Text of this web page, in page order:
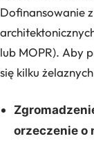
Dofinansowanie
lub MOPR). Aby
się kilku
orzeczenie o